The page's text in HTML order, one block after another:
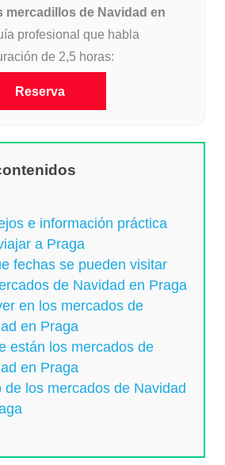
mercadillos de Navidad en
profesional que habla
de 2,5 horas:
Reserva
e información práctica
a Praga
fechas se pueden visitar
de Navidad en Praga
en los mercados de
en Praga
están los mercados de
en Praga
de los mercados de Navidad